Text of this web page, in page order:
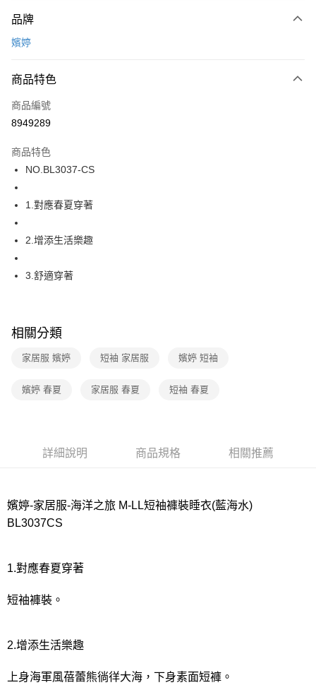
信用卡一次付款
LINE Pay
街口支付
運送方式
全家取貨付款
每筆NT$80，滿NT$1,000(含以上)免運費
付款後全家取貨
7-11取貨付款
付款後7-11取貨
每筆NT$80，滿NT$1,000(含以上)免運費
付款後門市自取
品牌
嬪婷
商品特色
商品編號
8949289
商品特色
NO.BL3037-CS
1.對應春夏穿著
2.增添生活樂趣
3.舒適穿著
相關分類
家居服 嬪婷 短袖 家居服 嬪婷 短袖
嬪婷 春夏 家居服 春夏 短袖 春夏
詳細說明 商品規格 相關推薦
嬪婷-家居服-海洋之旅 M-LL短袖褲裝睡衣(藍海水)
BL3037CS
1.對應春夏穿著
短袖褲裝。
2.增添生活樂趣
上身海軍風蓓蕾熊徜徉大海，下身素面短褲。